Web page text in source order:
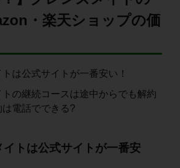
・楽天ショップの価
は公式サイトが一番安い！
トの継続コースは途中からでも解約
電話でできる?
イトは公式サイトが一番安